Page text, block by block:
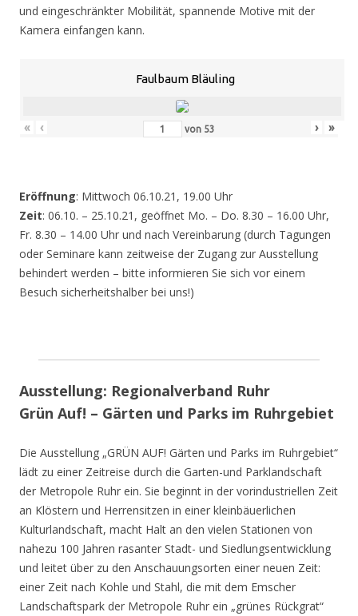
und eingeschränkter Mobilität, spannende Motive mit der
Kamera einfangen kann.
Faulbaum Bläuling
« ‹ von 53 › »
Eröffnung: Mittwoch 06.10.21, 19.00 Uhr
Zeit: 06.10. – 25.10.21, geöffnet Mo. – Do. 8.30 – 16.00 Uhr,
Fr. 8.30 – 14.00 Uhr und nach Vereinbarung (durch Tagungen
oder Seminare kann zeitweise der Zugang zur Ausstellung
behindert werden – bitte informieren Sie sich vor einem
Besuch sicherheitshalber bei uns!)
Ausstellung: Regionalverband Ruhr
Grün Auf! – Gärten und Parks im Ruhrgebiet
Die Ausstellung „GRÜN AUF! Gärten und Parks im Ruhrgebiet“
lädt zu einer Zeitreise durch die Garten-und Parklandschaft
der Metropole Ruhr ein. Sie beginnt in der vorindustriellen Zeit
an Klöstern und Herrensitzen in einer kleinbäuerlichen
Kulturlandschaft, macht Halt an den vielen Stationen von
nahezu 100 Jahren rasanter Stadt- und Siedlungsentwicklung
und leitet über zu den Anschauungsorten einer neuen Zeit:
einer Zeit nach Kohle und Stahl, die mit dem Emscher
Landschaftspark der Metropole Ruhr ein „grünes Rückgrat“